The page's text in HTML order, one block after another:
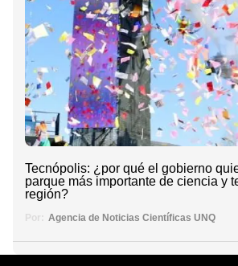
Tecnópolis: ¿por qué el gobierno
parque más importante de ciencia y
región?
Por: Agencia de Noticias Científicas UNQ